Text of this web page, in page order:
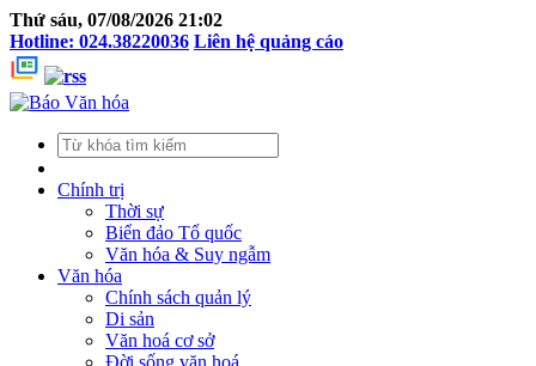
Thứ sáu, 07/08/2026 21:02
Hotline: 024.38220036 Liên hệ quảng cáo
Chính trị
Thời sự
Biển đảo Tổ quốc
Văn hóa & Suy ngẫm
Văn hóa
Chính sách quản lý
Di sản
Văn hoá cơ sở
Đời sống văn hoá